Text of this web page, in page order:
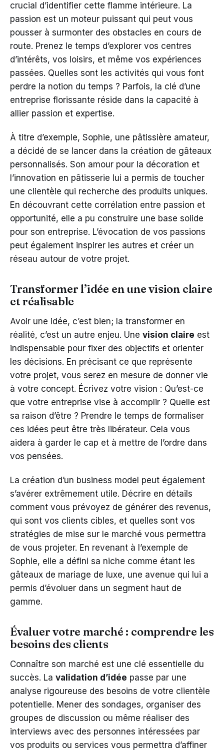
crucial d’identifier cette flamme intérieure. La
passion est un moteur puissant qui peut vous
pousser à surmonter des obstacles en cours de
route. Prenez le temps d’explorer vos centres
d’intérêts, vos loisirs, et même vos expériences
passées. Quelles sont les activités qui vous font
perdre la notion du temps ? Parfois, la clé d’une
entreprise florissante réside dans la capacité à
allier passion et expertise.
À titre d’exemple, Sophie, une pâtissière amateur,
a décidé de se lancer dans la création de gâteaux
personnalisés. Son amour pour la décoration et
l’innovation en pâtisserie lui a permis de toucher
une clientèle qui recherche des produits uniques.
En découvrant cette corrélation entre passion et
opportunité, elle a pu construire une base solide
pour son entreprise. L’évocation de vos passions
peut également inspirer les autres et créer un
réseau autour de votre projet.
Transformer l’idée en une vision claire
et réalisable
Avoir une idée, c’est bien; la transformer en
réalité, c’est un autre enjeu. Une vision claire est
indispensable pour fixer des objectifs et orienter
les décisions. En précisant ce que représente
votre projet, vous serez en mesure de donner vie
à votre concept. Écrivez votre vision : Qu’est-ce
que votre entreprise vise à accomplir ? Quelle est
sa raison d’être ? Prendre le temps de formaliser
ces idées peut être très libérateur. Cela vous
aidera à garder le cap et à mettre de l’ordre dans
vos pensées.
La création d’un business model peut également
s’avérer extrêmement utile. Décrire en détails
comment vous prévoyez de générer des revenus,
qui sont vos clients cibles, et quelles sont vos
stratégies de mise sur le marché vous permettra
de vous projeter. En revenant à l’exemple de
Sophie, elle a défini sa niche comme étant les
gâteaux de mariage de luxe, une avenue qui lui a
permis d’évoluer dans un segment haut de
gamme.
Évaluer votre marché : comprendre les
besoins des clients
Connaître son marché est une clé essentielle du
succès. La validation d’idée passe par une
analyse rigoureuse des besoins de votre clientèle
potentielle. Mener des sondages, organiser des
groupes de discussion ou même réaliser des
interviews avec des personnes intéressées par
vos produits ou services vous permettra d’affiner